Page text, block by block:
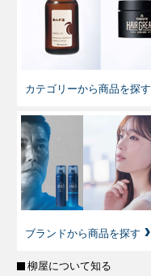
カテゴリーから商品を探す
ブランドから商品を探す
柳屋について知る